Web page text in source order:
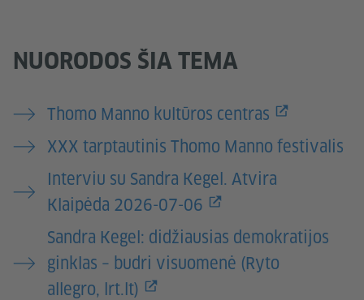
NUORODOS ŠIA TEMA
Thomo Manno kultūros centras
XXX tarptautinis Thomo Manno festivalis
Interviu su Sandra Kegel. Atvira
Klaipėda 2026-07-06
Sandra Kegel: didžiausias demokratijos
ginklas – budri visuomenė (Ryto
allegro, lrt.lt)